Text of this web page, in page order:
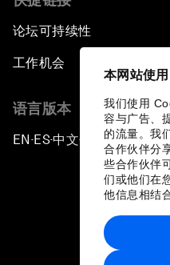
本网站使
我们使用
容与广告、
的流量。我
合作伙伴分
些合作伙伴
们或他们在
他信息相结合
论坛可持续性
工作机会
语言版本
EN ▪ES▪中文▪ 日本語